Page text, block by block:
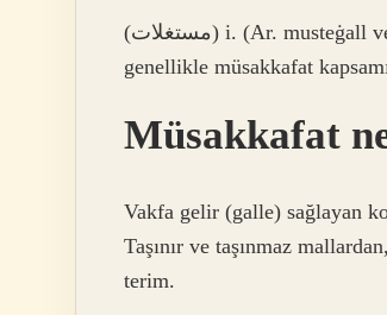
(ﻣﺴﺘﻐﻼﺕ) i. (Ar. musteġall ve çoğul eki -āt ile musteġallāt) hayır kurumlarına gelir sağlayan ve
genellikle müsakkafat
Müsakkafat
Vakfa gelir (galle) sağlayan
Taşınır ve taşınmaz
terim.